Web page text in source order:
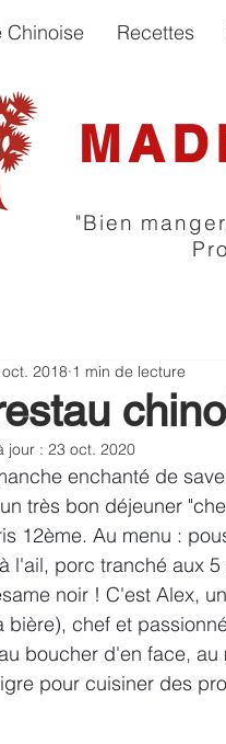
Chinoise Recettes
"Bien
2018 1 min de lecture
jour : 23 oct. 2020
enchanté de
très bon déjeuner
12ème. Au menu :
l'ail, porc tranché aux
noir ! C'est Alex,
bière), chef et
boucher d'en face,
pour cuisiner des